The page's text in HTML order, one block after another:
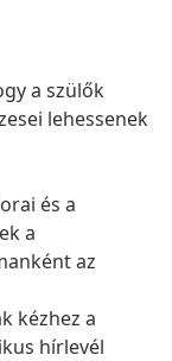
a szülők
lehessenek
és a
a
az
kézhez a
hírlevél